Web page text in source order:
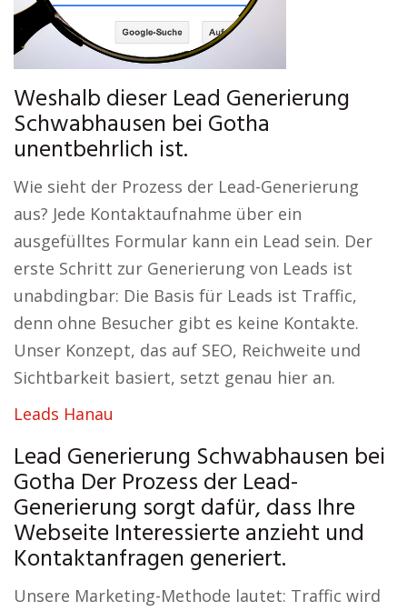
Weshalb dieser Lead Generierung
Schwabhausen bei Gotha
unentbehrlich ist.
Wie sieht der Prozess der Lead-Generierung
aus? Jede Kontaktaufnahme über ein
ausgefülltes Formular kann ein Lead sein. Der
erste Schritt zur Generierung von Leads ist
unabdingbar: Die Basis für Leads ist Traffic,
denn ohne Besucher gibt es keine Kontakte.
Unser Konzept, das auf SEO, Reichweite und
Sichtbarkeit basiert, setzt genau hier an.
Leads Hanau
Lead Generierung Schwabhausen bei
Gotha Der Prozess der Lead-
Generierung sorgt dafür, dass Ihre
Webseite Interessierte anzieht und
Kontaktanfragen generiert.
Unsere Marketing-Methode lautet: Traffic wird